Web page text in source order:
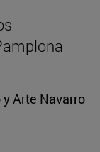
Arte Navarro